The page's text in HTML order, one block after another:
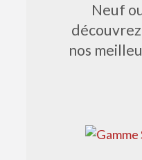
Neuf
nos